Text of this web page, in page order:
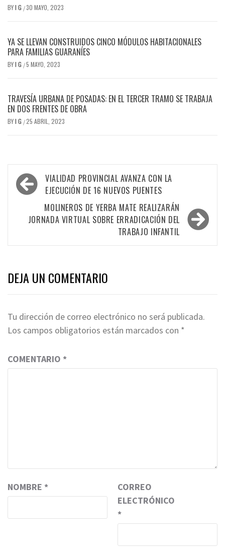
BYI G /30 MAYO, 2023
YA SE LLEVAN CONSTRUIDOS CINCO MÓDULOS HABITACIONALES
PARA FAMILIAS GUARANÍES
BYI G /5 MAYO, 2023
TRAVESÍA URBANA DE POSADAS: EN EL TERCER TRAMO SE TRABAJA
EN DOS FRENTES DE OBRA
BYI G /25 ABRIL, 2023
Navegación
de
entradas
VIALIDAD PROVINCIAL AVANZA CON LA
EJECUCIÓN DE 16 NUEVOS PUENTES
MOLINEROS DE YERBA MATE REALIZARÁN
JORNADA VIRTUAL SOBRE ERRADICACIÓN DEL
TRABAJO INFANTIL
DEJA UN COMENTARIO
Tu dirección de correo electrónico no será publicada.
Los campos obligatorios están marcados con *
COMENTARIO *
NOMBRE *
CORREO
ELECTRÓNICO
*